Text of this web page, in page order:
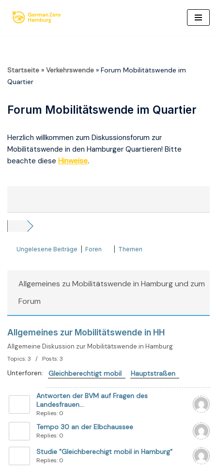
Zum
Startseite » Verkehrswende » Forum Mobilitätswende im
Quartier
Forum Mobilitätswende im Quartier
Herzlich willkommen zum Diskussionsforum zur
Mobilitätswende in den Hamburger Quartieren! Bitte
beachte diese Hinweise.
Ungelesene Beiträge Foren Themen
Allgemeines zu Mobilitätswende in Hamburg und zum
Forum
Allgemeines zur Mobilitätswende in HH
Allgemeine Diskussion zur Mobilitätswende in Hamburg
Topics: 3 / Posts: 3
Unterforen: Gleichberechtigt mobil Hauptstraßen
Antworten der BVM auf Fragen des
Landesfrauen...
Replies: 0
Tempo 30 an der Elbchaussee
Replies: 0
Studie "Gleichberechigt mobil in Hamburg"
Replies: 0